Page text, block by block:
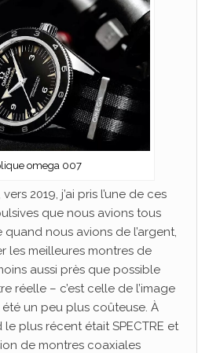
omega 007
2019, j’ai pris l’une de ces
que nous avions tous
nous avions de l’argent,
les meilleures montres de
aussi près que possible
réelle – c’est celle de l’image
un peu plus coûteuse. À
le plus récent était SPECTRE et
de montres coaxiales